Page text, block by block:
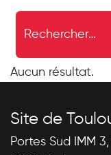
Aucun résultat.
Site de
Portes Sud IMM